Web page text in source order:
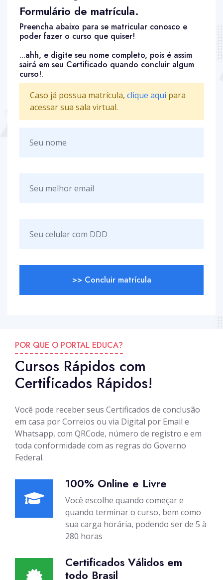
Formulário de matrícula.
Preencha abaixo para se matricular conosco e
poder fazer o curso que quiser!
...ahh, e digite seu nome completo, pois é assim
sairá em seu Certificado quando concluir algum
curso!.
Caso já possua matrícula, clique aqui para
acessar sua sala virtual.
>> Concluir matrícula
POR QUE O PORTAL EDUCA?
Cursos Rápidos com
Certificados Rápidos!
Você pode receber seus Certificados de conclusão
em casa por Correios ou via Digital por Email e
Whatsapp, com QRCode, número de registro e em
toda conformidade com as regras do Governo
Federal.
100% Online e Livre
Você escolhe quando começar e
quando terminar o curso, bem como
sua carga horária, podendo ser de 5 à
280 horas
Certificados Válidos em
todo Brasil